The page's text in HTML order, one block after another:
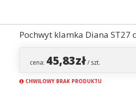
Pochwyt klamka Diana ST27
cena: 45,83zł/ szt.
CHWILOWY BRAK PRODUKTU